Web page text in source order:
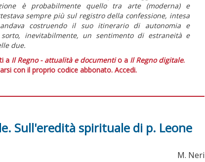
è probabilmente quello tra arte (moderna) e
sempre più sul registro della confessione, intesa
costruendo il suo itinerario di autonomia e
inevitabilmente, un sentimento di estraneità e
due.
a Il Regno - attualità e documentio a Il Regno digitale.
con il proprio codice abbonato. Accedi.
Sull'eredità spirituale di p. Leone
M. Neri